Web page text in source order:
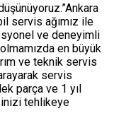
servis ağımız ile
ve deneyimli
en büyük
ve teknik servis
servis
parça ve 1 yıl
tehlikeye